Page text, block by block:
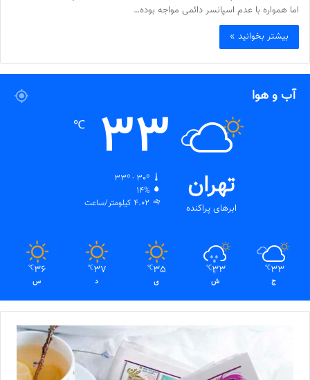
اما همواره با عدم اسپانسر دائمى مواجه بوده…
بیشتر بخوانید »
آب و هوا
تهران
ابرهای پراکنده
33
℃
33º - 30º
14%
4.02 کیلومتر/ساعت
33
℃
ج
33
℃
ش
35
℃
ی
37
℃
د
36
℃
س